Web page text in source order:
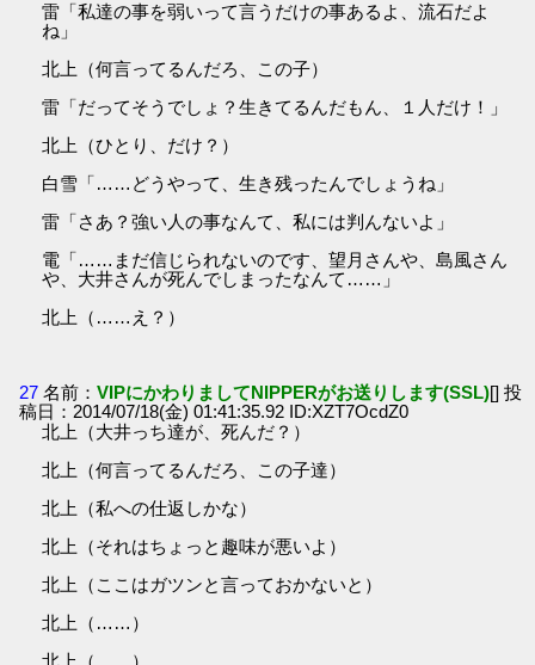
雷「私達の事を弱いって言うだけの事あるよ、流石だよ
ね」
北上（何言ってるんだろ、この子）
雷「だってそうでしょ？生きてるんだもん、１人だけ！」
北上（ひとり、だけ？）
白雪「……どうやって、生き残ったんでしょうね」
雷「さあ？強い人の事なんて、私には判んないよ」
電「……まだ信じられないのです、望月さんや、島風さん
や、大井さんが死んでしまったなんて……」
北上（……え？）
27 名前：VIPにかわりましてNIPPERがお送りします(SSL)[] 投
稿日：2014/07/18(金) 01:41:35.92 ID:XZT7OcdZ0
北上（大井っち達が、死んだ？）
北上（何言ってるんだろ、この子達）
北上（私への仕返しかな）
北上（それはちょっと趣味が悪いよ）
北上（ここはガツンと言っておかないと）
北上（……）